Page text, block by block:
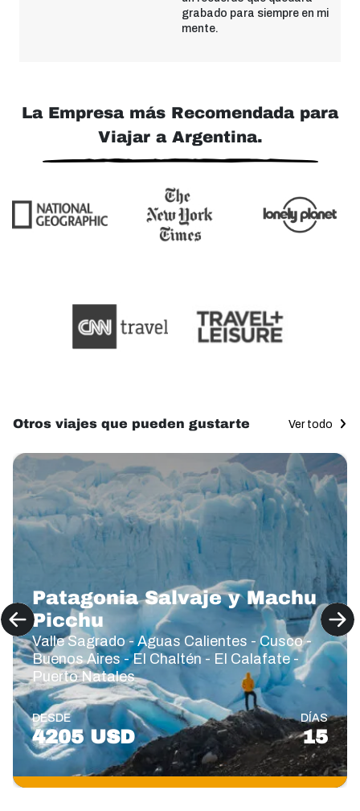
grabado para siempre en mi
mente.
La Empresa más Recomendada para
Viajar a Argentina.
Otros viajes que pueden gustarte Ver todo
Patagonia Salvaje y Machu
Picchu
Valle Sagrado - Aguas Calientes - Cusco -
Buenos Aires - El Chaltén - El Calafate -
Puerto Natales
DESDE
4205 USD
DÍAS
15